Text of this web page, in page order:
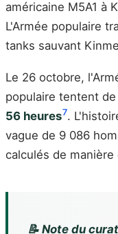
américaine M5A1 à
L'Armée populaire
tanks sauvant
Le 26 octobre,
populaire tentent
56 heures7.
vague de 9 086
calculés de
📝 Note du